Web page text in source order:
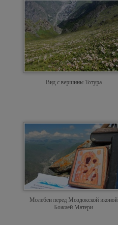
Вид с вершины Тотура
Молебен перед Моздокской иконой
Божией Матери